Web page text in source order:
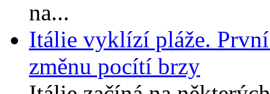
na...
Itálie vyklízí pláže.
změnu pocítí brzy